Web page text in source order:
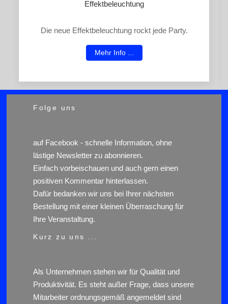
Effektbeleuchtung
Die neue Effektbeleuchtung rockt jede Party.
Mehr Info ...
Folge uns
auf Facebook - schnelle Information, ohne
lästige Newsletter zu abonnieren.
Einfach vorbeischauen und auch gern einen
positiven Kommentar hinterlassen.
Dafür bedanken wir uns bei Ihrer nächsten
Bestellung mit einer kleinen Überraschung für
Ihre Veranstaltung.
Kurz zu uns ...
Als Unternehmen stehen wir für Qualität und
Produktivität. Es steht außer Frage, dass unsere
Mitarbeiter ordnungsgemäß angemeldet sind